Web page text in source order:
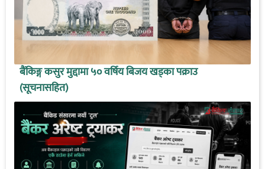
बैंकिङ्ग कसुर मुद्दामा ५० वर्षिय बिजय खड्का पक्राउ
(सूचनासहित)